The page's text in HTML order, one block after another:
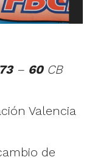
73– 60CB
Valencia
de